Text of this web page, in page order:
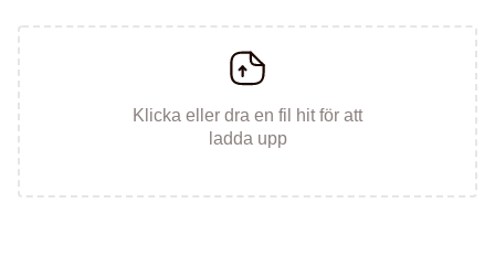
Klicka eller dra en fil hit för att
ladda upp